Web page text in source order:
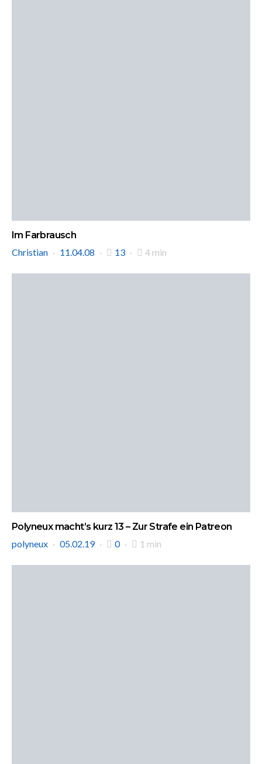
Im Farbrausch
Christian
11.04.08 13 4 min
Polyneux macht’s kurz 13 – Zur Strafe ein Patreon
polyneux
05.02.19 0 1 min